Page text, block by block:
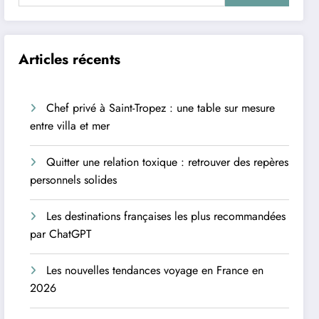
Articles récents
Chef privé à Saint-Tropez : une table sur mesure
entre villa et mer
Quitter une relation toxique : retrouver des repères
personnels solides
Les destinations françaises les plus recommandées
par ChatGPT
Les nouvelles tendances voyage en France en
2026